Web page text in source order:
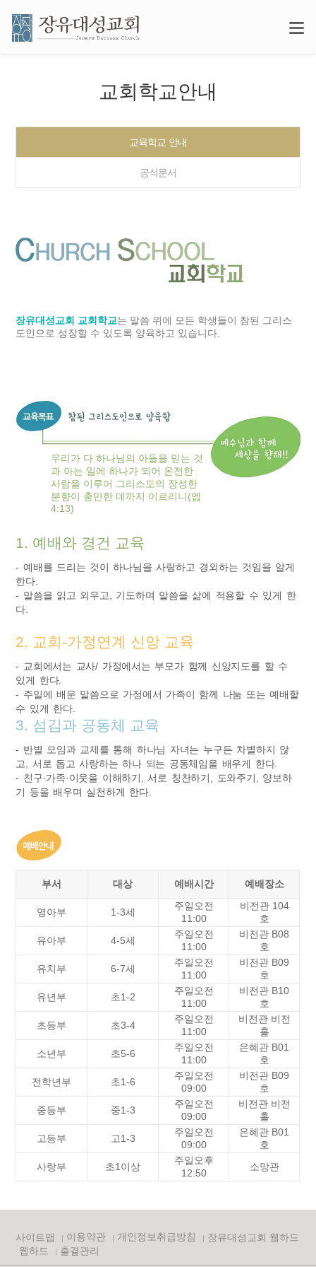
교회학교안내
교육학교 안내
공식문서
장유대성교회 교회학교는 말씀 위에 모든 학생들이 참된 그리스
도인으로 성장할 수 있도록 양육하고 있습니다.
우리가 다 하나님의 아들을 믿는 것
과 아는 일에 하나가 되어 온전한
사람을 이루어 그리스도의 장성한
분향이 충만한 데까지 이르리니(엡
4:13)
1. 예배와 경건 교육
- 예배를 드리는 것이 하나님을 사랑하고 경외하는 것임을 알게
한다.
- 말씀을 읽고 외우고, 기도하며 말씀을 삶에 적용할 수 있게 한
다.
2. 교회-가정연계 신앙 교육
- 교회에서는 교사/ 가정에서는 부모가 함께 신앙지도를 할 수
있게 한다.
- 주일에 배운 말씀으로 가정에서 가족이 함께 나눔 또는 예배할
수 있게 한다.
3. 섬김과 공동체 교육
- 반별 모임과 교제를 통해 하나님 자녀는 누구든 차별하지 않
고, 서로 돕고 사랑하는 하나 되는 공동체임을 배우게 한다.
- 친구·가족·이웃을 이해하기, 서로 칭찬하기, 도와주기, 양보하
기 등을 배우며 실천하게 한다.
부서 대상 예배시간 예배장소
영아부 1-3세
주일오전
11:00
비전관 104
호
유아부
4-5세
주일오전
11:00
비전관 B08
호
유치부
6-7세
주일오전
11:00
비전관 B09
호
유년부
초1-2
주일오전
11:00
비전관 B10
호
초등부
초3-4
주일오전
11:00
비전관 비전
홀
소년부
초5-6
주일오전
11:00
은혜관 B01
호
전학년부
초1-6
주일오전
09:00
비전관 B09
호
중등부
중1-3
주일오전
09:00
비전관 비전
홀
고등부
고1-3
주일오전
09:00
은혜관 B01
호
사랑부
초1이상
주일오후
12:50
소망관
사이트맵 이용약관 개인정보취급방침
장유대성교회 웹하드
웹하드
출결관리